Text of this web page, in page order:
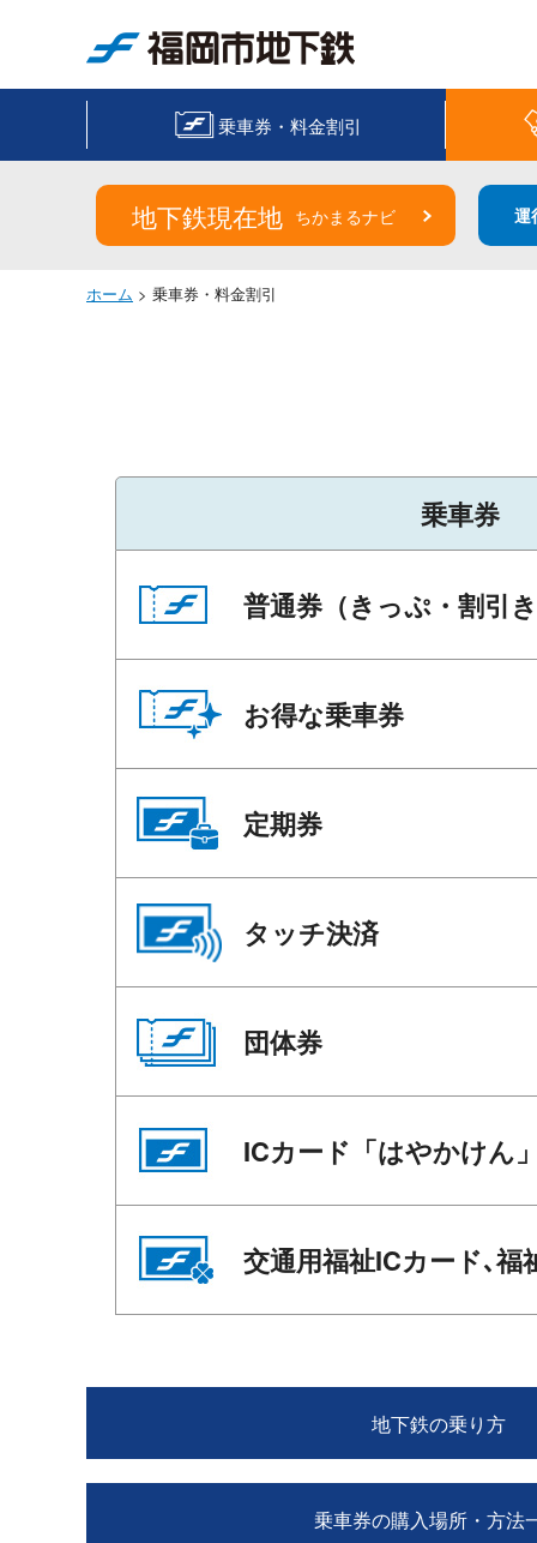
乗車券・料金割引
地下鉄現在地 ちかまるナビ 運
ホーム > 乗車券・料金割引
乗車券
普通券（きっぷ・割引
お得な乗車券
定期券
タッチ決済
団体券
ICカード「はやかけん
交通用福祉ICカード､福
地下鉄の乗り方
乗車券の購入場所・方法